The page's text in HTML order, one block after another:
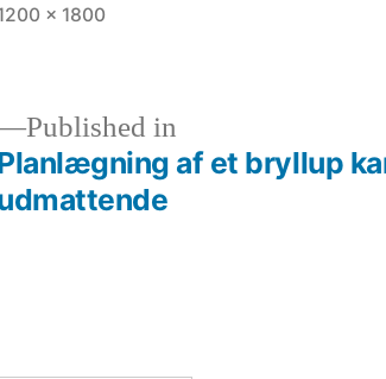
× 1800
Published in
af et bryllup